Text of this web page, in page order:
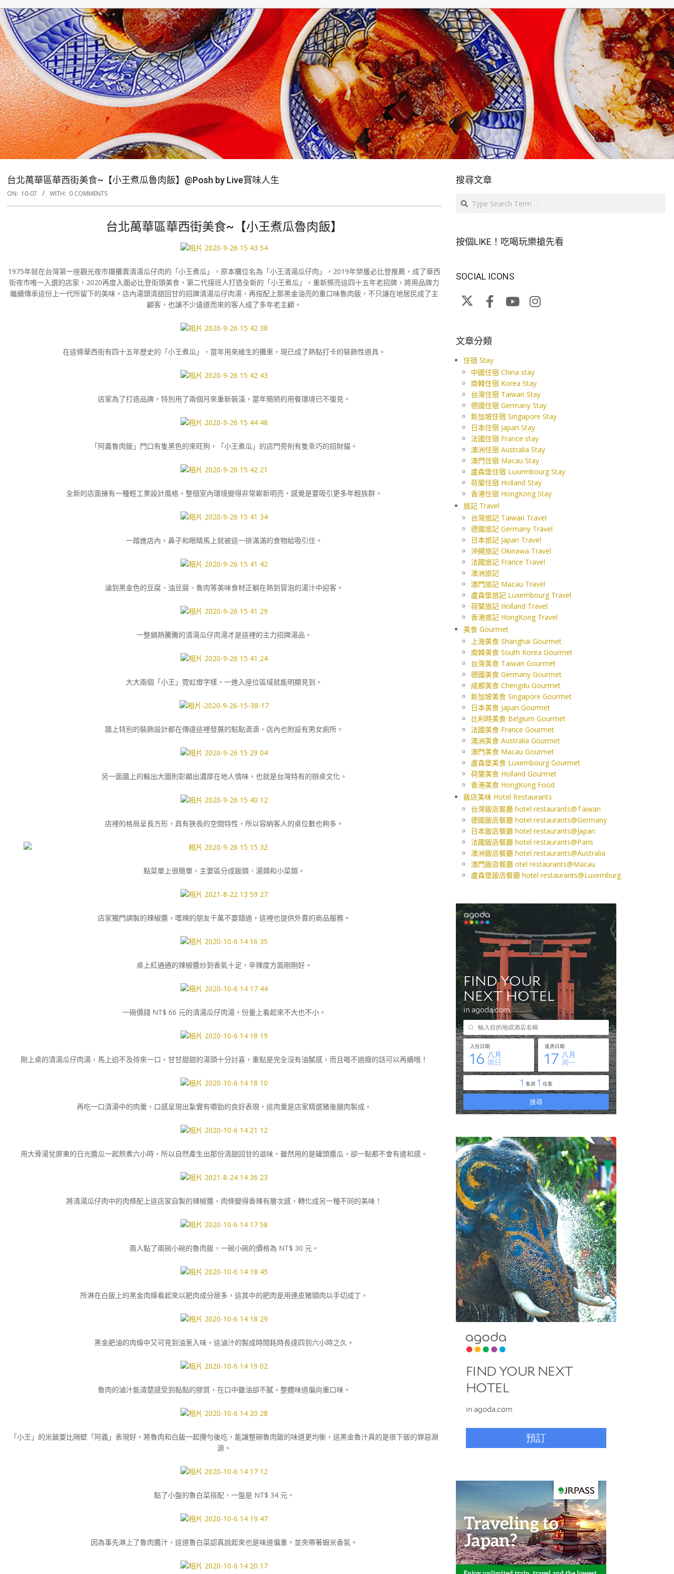
台北萬華區華西街美食~【小王煮瓜魯肉飯】@Posh by Live賞味人生
ON: 10-07 WITH: 0 COMMENTS
台北萬華區華西街美食~【小王煮瓜魯肉飯】
1975年就在台灣第一座觀光夜市擺攤賣清湯瓜仔肉的「小王煮瓜」，原本攤位名為「小王清湯瓜仔肉」，2019年榮獲必比登推薦，成了華西
街夜市唯一入選的店家，2020再度入圍必比登街頭美食，第二代接班人打造全新的「小王煮瓜」，重新擦亮這四十五年老招牌，將用品牌力
繼續傳承這份上一代所留下的美味，店內湯頭清甜回甘的招牌清湯瓜仔肉湯，再搭配上那黑金油亮的重口味魯肉飯，不只讓在地居民成了主
顧客，也讓不少遠道而來的客人成了多年老主顧。
在這條華西街有四十五年歷史的「小王煮瓜」，當年用來維生的攤車，現已成了熱點打卡的裝飾性道具。
店家為了打造品牌，特別用了兩個月來重新裝潢，當年簡陋的用餐環境已不復見。
「阿義魯肉飯」門口有隻黑色的來旺狗，「小王煮瓜」的店門旁則有隻乖巧的招財貓。
全新的店面擁有一種輕工業設計風格，整個室內環境變得非常嶄新明亮，感覺是要吸引更多年輕族群。
一踏進店內，鼻子和眼睛馬上就被這一排滿滿的食物給吸引住。
滷到黑金色的豆腐、油豆腐、魯肉等美味食材正躺在熱到冒泡的湯汁中迎客。
一整鍋熱騰騰的清湯瓜仔肉湯才是這裡的主力招牌湯品。
大大兩個「小王」霓虹燈字樣，一進入座位區域就能明顯見到。
牆上特別的裝飾設計都在傳達這裡發展的點點滴滴，店內也附設有男女廁所。
另一面牆上的輸出大圖則彰顯出濃厚在地人情味，也就是台灣特有的辦桌文化。
店裡的格局呈長方形，具有狹長的空間特性，所以容納客人的桌位數也夠多。
點菜單上很簡單，主要區分成飯類、湯類和小菜類。
店家獨門調製的辣椒醬，嗜辣的朋友千萬不要錯過，這裡也提供外賣的商品服務。
桌上紅通通的辣椒醬炒到香氣十足，辛辣度方面剛剛好。
一碗價錢 NT$ 66 元的清湯瓜仔肉湯，份量上看起來不大也不小。
剛上桌的清湯瓜仔肉湯，馬上迫不及待來一口，甘甘甜甜的湯頭十分討喜，重點是完全沒有油膩感，而且喝不過癮的話可以再續哦！
再吃一口清湯中的肉羹，口感呈現出紮實有嚼勁的良好表現，這肉羹是店家精選豬後腿肉製成。
用大骨湯兌屏東的日光醬瓜一起熬煮六小時，所以自然產生出那份清甜回甘的滋味，雖然用的是罐頭醬瓜，卻一點都不會有違和感。
將清湯瓜仔肉中的肉條配上這店家自製的辣椒醬，肉條變得香辣有層次感，轉化成另一種不同的美味！
兩人點了兩碗小碗的魯肉飯，一碗小碗的價格為 NT$ 30 元。
所淋在白飯上的黑金肉燥看起來以肥肉成分居多，這其中的肥肉是用連皮豬頸肉以手切成丁。
黑金肥油的肉燥中又可見到油蔥入味，這滷汁的製成時間耗時長達四到六小時之久。
魯肉的滷汁能清楚感受到黏黏的膠質，在口中雖油卻不膩，整體味道偏向重口味。
「小王」的米飯要比隔壁「阿義」表現好，將魯肉和白飯一起攪勻後吃，能讓整碗魯肉飯的味道更均衡，這黑金魯汁真的是很下飯的罪惡淵
源。
點了小盤的魯白菜搭配，一盤是 NT$ 34 元。
因為事先淋上了魯肉醬汁，這道魯白菜認真說起來也是味道偏重，並夾帶著蝦米香氣。
搜尋文章
Search
按個LIKE！吃喝玩樂搶先看
SOCIAL ICONS
文章分類
住宿 Stay
中國住宿 China stay
南韓住宿 Korea Stay
台灣住宿 Taiwan Stay
德國住宿 Germany Stay
新加坡住宿 Singapore Stay
日本住宿 Japan Stay
法國住宿 France stay
澳洲住宿 Australia Stay
澳門住宿 Macau Stay
盧森堡住宿 Luxembourg Stay
荷蘭住宿 Holland Stay
香港住宿 HongKong Stay
旅記 Travel
台灣旅記 Taiwan Travel
德國旅記 Germany Travel
日本旅記 Japan Travel
沖繩旅記 Okinawa Travel
法國旅記 France Travel
澳洲旅記
澳門旅記 Macau Travel
盧森堡旅記 Luxembourg Travel
荷蘭旅記 Holland Travel
香港旅記 HongKong Travel
美食 Gourmet
上海美食 Shanghai Gourmet
南韓美食 South Korea Gourmet
台灣美食 Taiwan Gourmet
德國美食 Germany Gourmet
成都美食 Chengdu Gourmet
新加坡美食 Singapore Gourmet
日本美食 Japan Gourmet
比利時美食 Belgium Gourmet
法國美食 France Gourmet
澳洲美食 Australia Gourmet
澳門美食 Macau Gourmet
盧森堡美食 Luxembourg Gourmet
荷蘭美食 Holland Gourmet
香港美食 HongKong Food
飯店美味 Hotel Restaurants
台灣飯店餐廳 hotel restaurants@Taiwan
德國飯店餐廳 hotel restaurants@Germany
日本飯店餐廳 hotel restaurants@Japan
法國飯店餐廳 hotel restaurants@Paris
澳洲飯店餐廳 hotel restaurants@Australia
澳門飯店餐廳 otel restaurants@Macau
盧森堡飯店餐廳 hotel restaurants@Luxemburg